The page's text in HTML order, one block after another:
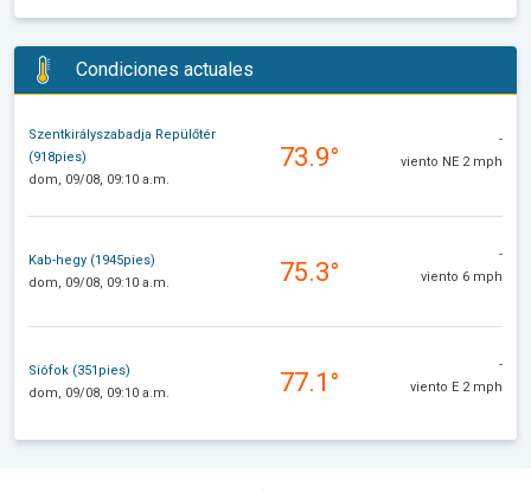
Condiciones actuales
Szentkirályszabadja Repülőtér
(918pies)
dom, 09/08, 09:10 a.m.
73.9°
-
viento NE 2 mph
Kab-hegy (1945pies)
dom, 09/08, 09:10 a.m.
75.3°
-
viento 6 mph
Siófok (351pies)
dom, 09/08, 09:10 a.m.
77.1°
-
viento E 2 mph